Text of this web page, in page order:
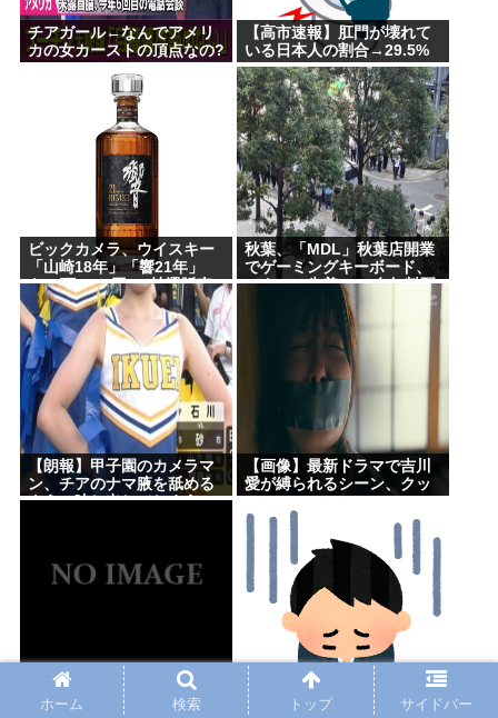
チアガール←なんでアメリ
カの女カーストの頂点なの?
【高市速報】肛門が壊れて
いる日本人の割合→29.5%
ビックカメラ、ウイスキー
「山崎18年」「響21年」
を”6万7100円”で抽選販売
秋葉、「MDL」秋葉店開業
でゲーミングキーボード、
マウス、先着1000名無料配
布で行列。まだいけるぞ急
【朗報】甲子園のカメラマ
ン、チアのナマ腋を舐める
ように映し出してしまう
【画像】最新ドラマで吉川
愛が縛られるシーン、クッ
夏休みのイオンモール、お
ぱーいを強調した薄着の女
【悲報】平家を辞めたほう
がいい理由www
ホーム 検索 トップ サイドバー